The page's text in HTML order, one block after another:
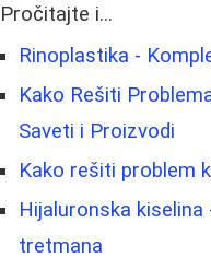
Pročitajte i...
Rinoplastika -
Kako Rešiti
Saveti i Proizvodi
Kako rešiti problem
Hijaluronska
tretmana